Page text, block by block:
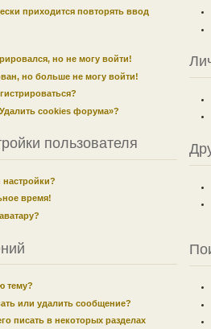
приходится повторять ввод
но не могу войти!
но больше не могу войти!
cookies форума»?
пользователя
время!
тему?
или удалить сообщение?
писать в некоторых разделах